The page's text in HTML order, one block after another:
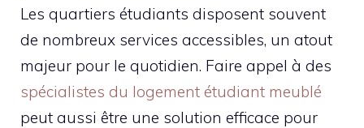
Les quartiers étudiants disposent souvent
de nombreux services accessibles, un atout
majeur pour le quotidien. Faire appel à des
spécialistes du logement étudiant meublé
peut aussi être une solution efficace pour